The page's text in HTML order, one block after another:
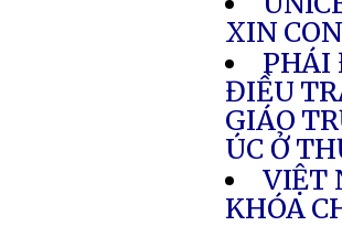
XIN
PHÁI
ĐIỀU
GIÁO
ÚC Ở
VIỆT
KHÓA